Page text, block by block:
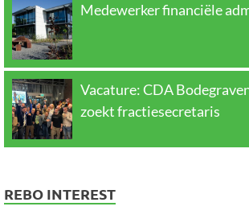
Medewerker financiële
Vacature: CDA
zoekt fractiesecretaris
REBO INTEREST